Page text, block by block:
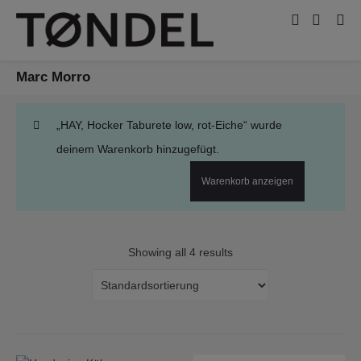
Marc Morro
„HAY, Hocker Taburete low, rot-Eiche“ wurde
deinem Warenkorb hinzugefügt.
Warenkorb anzeigen
Showing all 4 results